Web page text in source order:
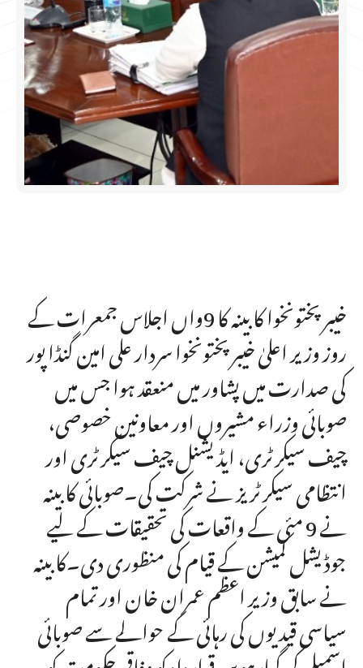
خیبر پختونخوا کابینہ کا 9واں اجلاس جمعرات کے
روز وزیر اعلیٰ خیبر پختونخوا سردار علی امین گنڈا پور
کی صدارت میں پشاور میں منعقد ہوا جس میں
صوبائی وزراء مشیروں اور معاونین خصوصی،
چیف سیکرٹری، ایڈیشنل چیف سیکرٹری اور
انتظامی سیکرٹریز نے شرکت کی۔صوبائی کابینہ
نے 9 مئی کے واقعات کی تحقیقات کے لیے
جوڈیشل کمیشن کے قیام کی منظوری دی۔کابینہ
نے سابق وزیر اعظم عمران خان اور تمام
سیاسی قیدیوں کی رہائی کے حوالے سے صوبائی